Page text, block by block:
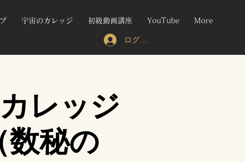
宇宙のカレッジ 初級動画講座 YouTube More
ログイン
レッジ
秘の